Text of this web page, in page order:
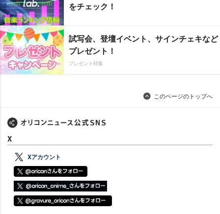
をチェック！
試写会、登壇イベント、サインチェキなど
プレゼント！
プレゼント特集
このページのトップへ
X
Xアカウント